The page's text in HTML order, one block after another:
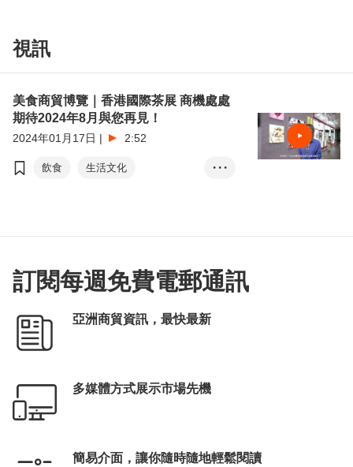
視訊
美食商貿博覽｜香港國際茶展 商機處處
期待2024年8月與您再見！
2024年01月17日 | 2:52
飲食
生活文化
• • •
訂閱每週免費電郵通訊
亞洲商貿資訊，最快最新
多媒體方式展示市場先機
簡易介面，讓你隨時隨地輕鬆閱讀